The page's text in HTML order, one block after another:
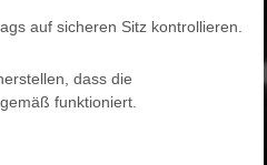
auf sicheren Sitz kontrollieren.
dass die
funktioniert.